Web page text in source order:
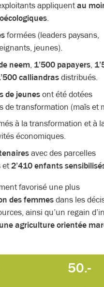
appliquentau
.
formées (leaders paysans,
jeunes).
neem 1’500 papayers
calliandras distribués.
de jeunesont été dotées
de transformation (maïs et
à la transformation et à
économiques.
avec des parcelles
et2’410 enfants
favorisé une plus
des femmes dans les
ainsi qu’un regain
agriculture orientée
50.-